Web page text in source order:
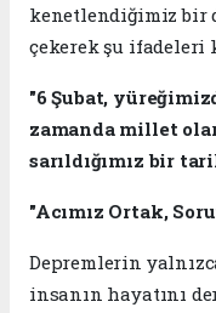
kenetlendiğimiz bir
çekerek şu ifadeleri
"6 Şubat,
zamanda millet
sarıldığımız bir
"Acımız Ortak,
Depremlerin
insanın hayatını